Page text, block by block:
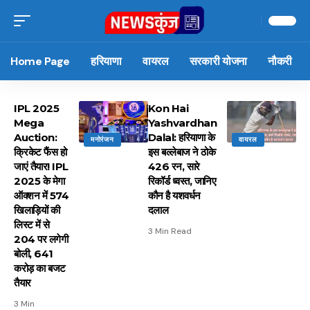
Home Page हरियाणा वायरल सरकारी योजना नौकरी
मनोरंजन
IPL 2025
Mega
Auction:
क्रिकेट फैंस हो
जाएं तैयार! IPL
2025 के मेगा
ऑक्शन में 574
खिलाड़ियों की
लिस्ट में से
204 पर लगेगी
बोली, 641
करोड़ का बजट
तैयार
3 Min
वायरल
Kon Hai
Yashvardhan
Dalal: हरियाणा के
इस बल्लेबाज ने ठोके
426 रन, सारे
रिकॉर्ड ध्वस्त, जानिए
कौन है यशवर्धन
दलाल
3 Min Read